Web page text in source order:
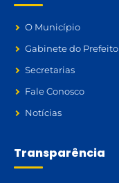
O Município
Gabinete do Prefeito
Secretarias
Fale Conosco
Notícias
Transparência